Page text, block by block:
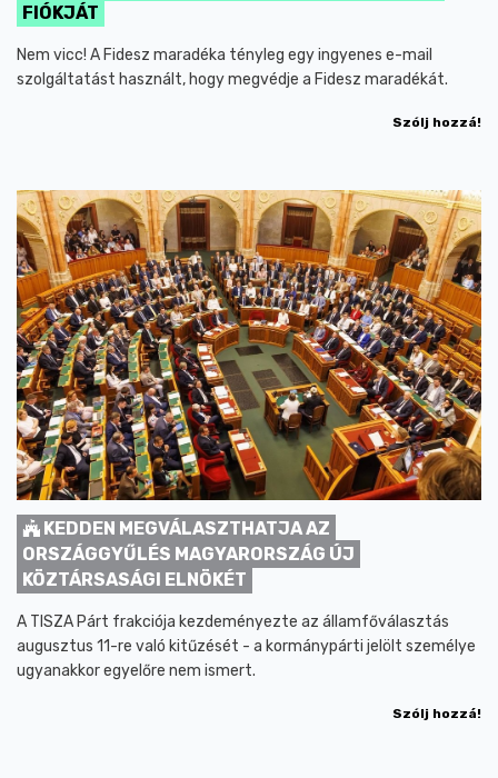
FIÓKJÁT
Nem vicc! A Fidesz maradéka tényleg egy ingyenes e-mail
szolgáltatást használt, hogy megvédje a Fidesz maradékát.
Szólj hozzá!
KEDDEN MEGVÁLASZTHATJA AZ
ORSZÁGGYŰLÉS MAGYARORSZÁG ÚJ
KÖZTÁRSASÁGI ELNÖKÉT
A TISZA Párt frakciója kezdeményezte az államfőválasztás
augusztus 11-re való kitűzését - a kormánypárti jelölt személye
ugyanakkor egyelőre nem ismert.
Szólj hozzá!